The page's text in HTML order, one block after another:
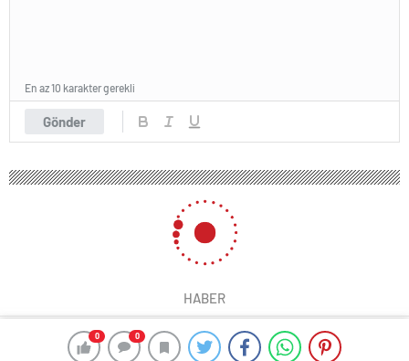
0 0
Gönder
En az 10 karakter gerekli
HABER